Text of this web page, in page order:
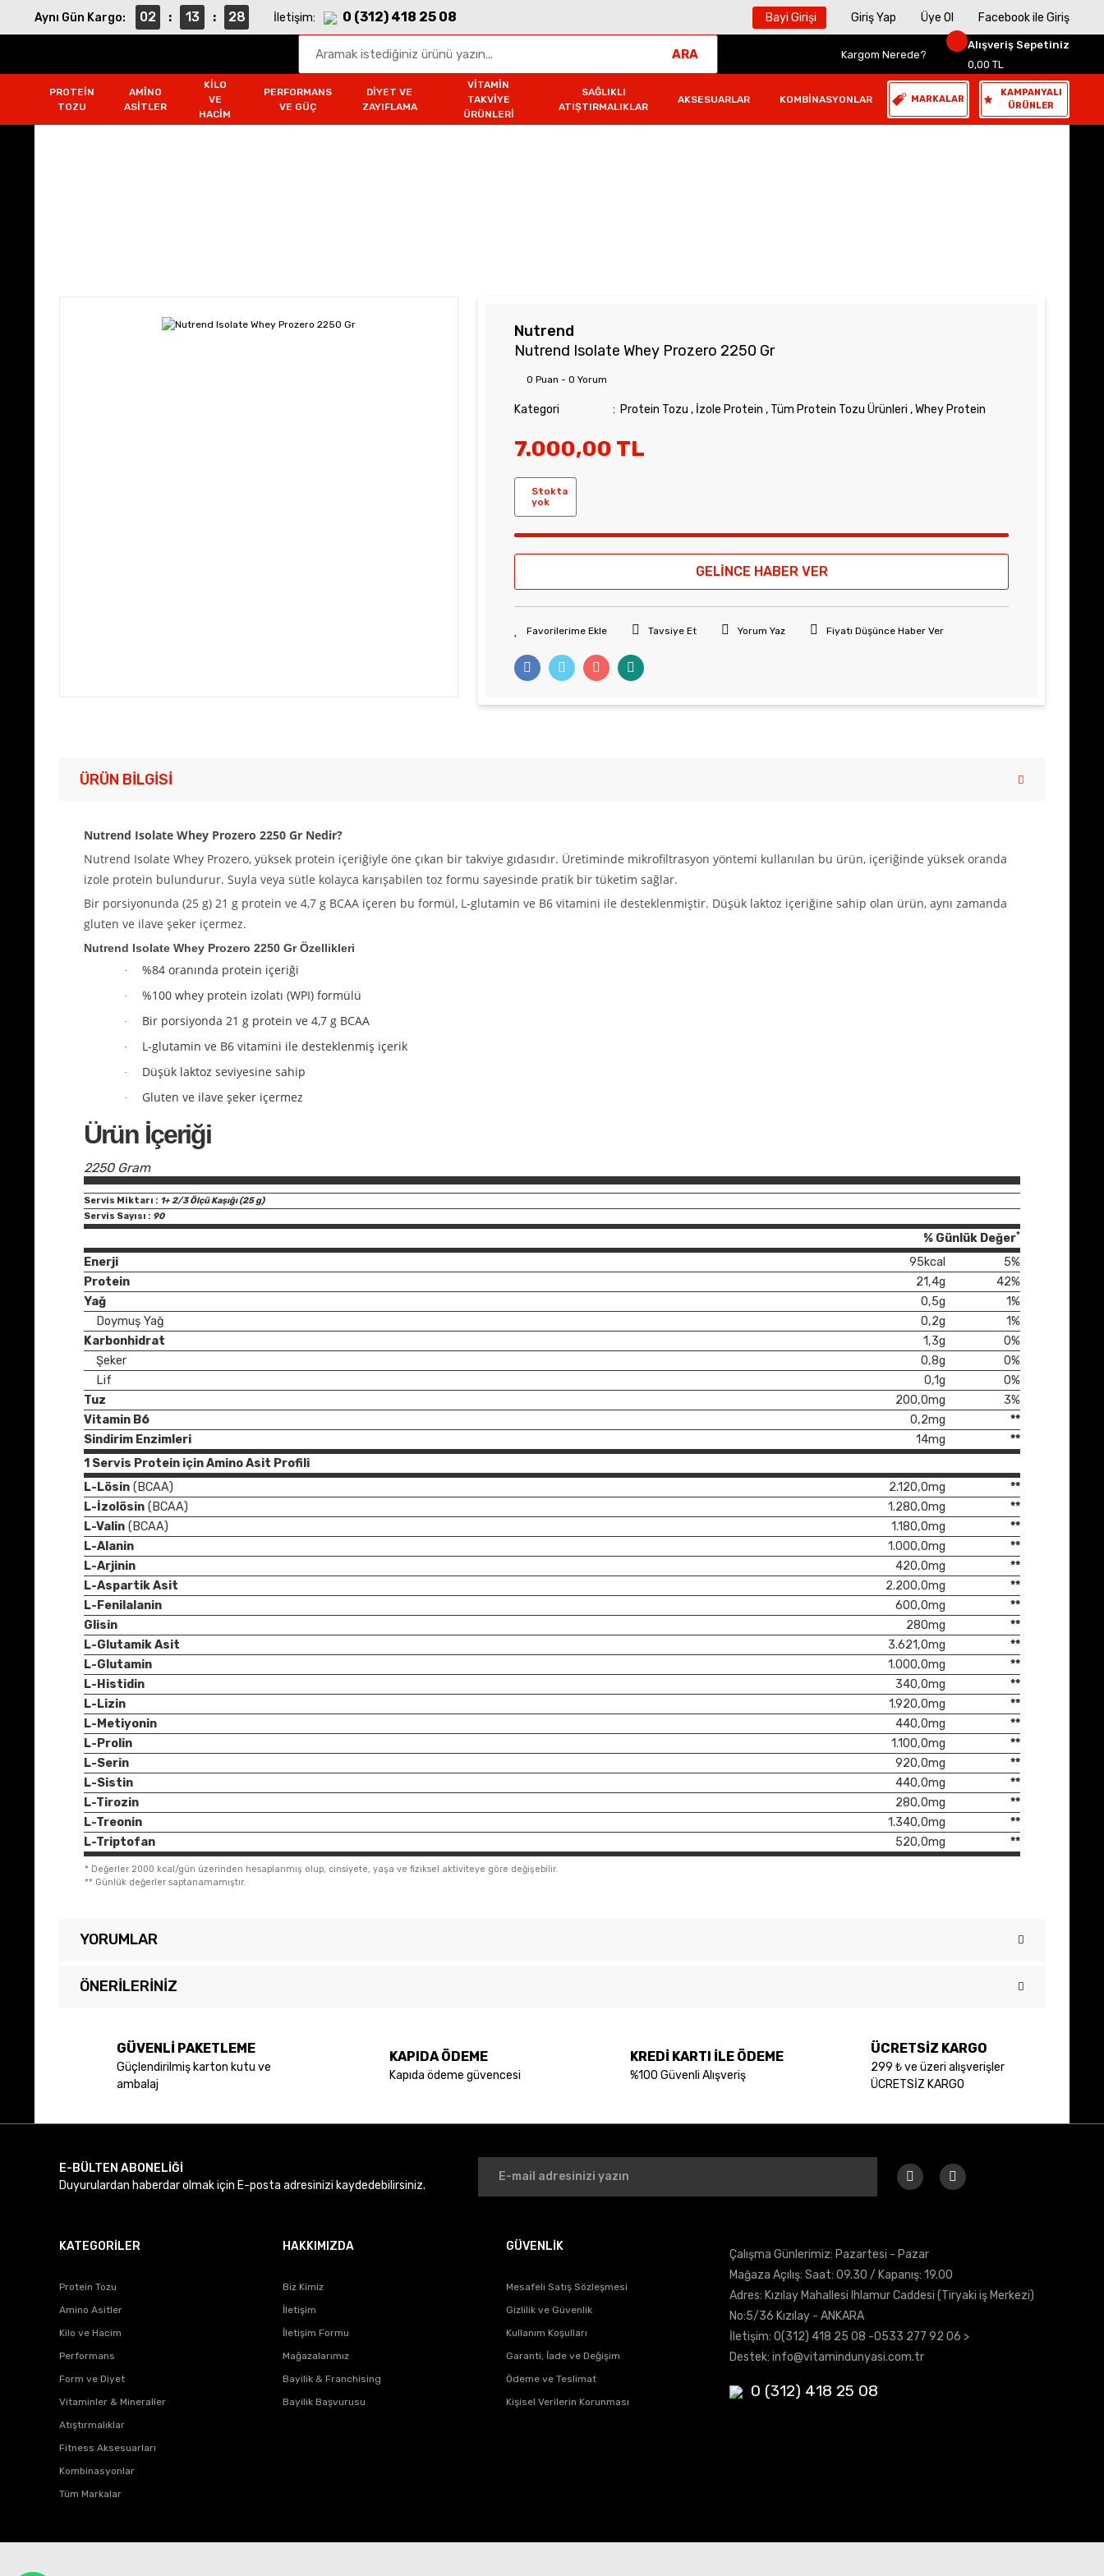
Aynı Gün Kargo: 02 : 13 : 27 İletişim: 0 (312) 418 25 08 Bayi Girişi Giriş Yap Üye Ol Facebook ile Giriş
ARA Kargom Nerede?
Alışveriş Sepetiniz
0,00 TL
PROTEIN
TOZU
AMINO
ASITLER
KILO
VE
HACIM
PERFORMANS
VE GÜÇ
DIYET VE
ZAYIFLAMA
VITAMIN
TAKVIYE
ÜRÜNLERI
SAĞLIKLI
ATIŞTIRMALIKLAR
AKSESUARLAR KOMBINASYONLAR MARKALAR
KAMPANYALI
ÜRÜNLER
Nutrend
Nutrend Isolate Whey Prozero 2250 Gr
0 Puan - 0 Yorum
Kategori Protein Tozu , İzole Protein , Tüm Protein Tozu Ürünleri ,Whey Protein
7.000,00 TL
Stokta
yok
GELİNCE HABER VER
Tavsiye Et Yorum Yaz Fiyatı Düşünce Haber Ver
ÜRÜN BILGISI
Nutrend Isolate Whey Prozero 2250 Gr Nedir?
Nutrend Isolate Whey Prozero, yüksek protein içeriğiyle öne çıkan bir takviye gıdasıdır. Üretiminde mikrofiltrasyon yöntemi kullanılan bu ürün, içeriğinde yüksek oranda
izole protein bulundurur. Suyla veya sütle kolayca karışabilen toz formu sayesinde pratik bir tüketim sağlar.
Bir porsiyonunda (25 g) 21 g protein ve 4,7 g BCAA içeren bu formül, L-glutamin ve B6 vitamini ile desteklenmiştir. Düşük laktoz içeriğine sahip olan ürün, aynı zamanda
gluten ve ilave şeker içermez.
Nutrend Isolate Whey Prozero 2250 Gr Özellikleri
· %84 oranında protein içeriği
· %100 whey protein izolatı (WPI) formülü
· Bir porsiyonda 21 g protein ve 4,7 g BCAA
· L-glutamin ve B6 vitamini ile desteklenmiş içerik
· Düşük laktoz seviyesine sahip
· Gluten ve ilave şeker içermez
Ürün İçeriği
2250 Gram
Servis Miktarı : 1+ 2/3 Ölçü Kaşığı (25 g)
Servis Sayısı : 90
% Günlük Değer*
95kcal 5%
Enerji
21,4g
42%
Protein
0,5g
1%
Yağ
0,2g
1%
Doymuş Yağ
1,3g
0%
Karbonhidrat
0,8g
0%
Şeker
0,1g
0%
Lif
200,0mg
3%
Tuz
0,2mg
**
Vitamin B6
14mg
**
Sindirim Enzimleri
1 Servis Protein için Amino Asit Profili
2.120,0mg
**
L-Lösin (BCAA)
1.280,0mg
**
L-İzolösin (BCAA)
1.180,0mg
**
L-Valin (BCAA)
1.000,0mg
**
L-Alanin
420,0mg
**
L-Arjinin
2.200,0mg
**
L-Aspartik Asit
600,0mg
**
L-Fenilalanin
280mg
**
Glisin
3.621,0mg
**
L-Glutamik Asit
1.000,0mg
**
L-Glutamin
340,0mg
**
L-Histidin
1.920,0mg
**
L-Lizin
440,0mg
**
L-Metiyonin
1.100,0mg
**
L-Prolin
920,0mg
**
L-Serin
440,0mg
**
L-Sistin
280,0mg
**
L-Tirozin
1.340,0mg
**
L-Treonin
520,0mg
**
L-Triptofan
* Değerler 2000 kcal/gün üzerinden hesaplanmış olup, cinsiyete, yaşa ve fiziksel aktiviteye göre değişebilir.
** Günlük değerler saptanamamıştır.
YORUMLAR
ÖNERILERINIZ
Ürün resmi kalitesiz, bozuk veya görüntülenemiyor.
Bu ürüne benzer farklı alternatifler olmalı.
GÜVENLİ PAKETLEME
Güçlendirilmiş karton kutu ve
ambalaj
KAPIDA ÖDEME
Kapıda ödeme güvencesi
KREDİ KARTI İLE ÖDEME
%100 Güvenli Alışveriş
ÜCRETSİZ KARGO
299 ₺ ve üzeri alışverişler
ÜCRETSİZ KARGO
E-BÜLTEN ABONELİĞİ
Duyurulardan haberdar olmak için E-posta adresinizi kaydedebilirsiniz.
KATEGORİLER
Protein Tozu
Amino Asitler
Kilo ve Hacim
Performans
Form ve Diyet
Vitaminler & Mineraller
Atıştırmalıklar
Fitness Aksesuarları
Kombinasyonlar
Tüm Markalar
HAKKIMIZDA
Biz Kimiz
İletişim
İletişim Formu
Mağazalarımız
Bayilik & Franchising
Bayilik Başvurusu
GÜVENLİK
Mesafeli Satış Sözleşmesi
Gizlilik ve Güvenlik
Kullanım Koşulları
Garanti, İade ve Değişim
Ödeme ve Teslimat
Kişisel Verilerin Korunması
Çalışma Günlerimiz: Pazartesi - Pazar
Mağaza Açılış: Saat: 09.30 / Kapanış: 19.00
Adres: Kızılay Mahallesi Ihlamur Caddesi (Tiryaki iş Merkezi)
No:5/36 Kızılay - ANKARA
İletişim: 0(312) 418 25 08 -0533 277 92 06 >
Destek: info@vitamindunyasi.com.tr
0 (312) 418 25 08